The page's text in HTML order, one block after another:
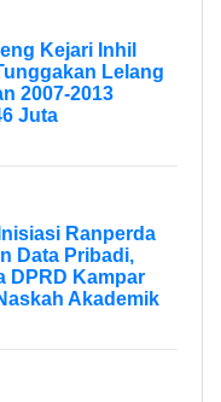
Kejari Inhil
Lelang
2007-2013
Juta
Ranperda
Data Pribadi,
DPRD Kampar
Akademik